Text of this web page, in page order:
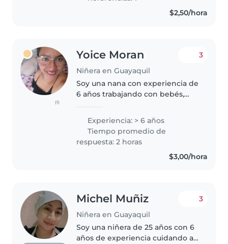
$2,50/hora
(1)
Yoice Moran
Niñera en Guayaquil
3
Soy una nana con experiencia de
6 años trabajando con bebés,
Soy una persona responsable,
paciente y divertida que disfruta
mucho de estar con los niños...
Experiencia: > 6 años
Tiempo promedio de
respuesta: 2 horas
$3,00/hora
Michel Muñiz
Niñera en Guayaquil
3
Soy una niñera de 25 años con 6
años de experiencia cuidando a